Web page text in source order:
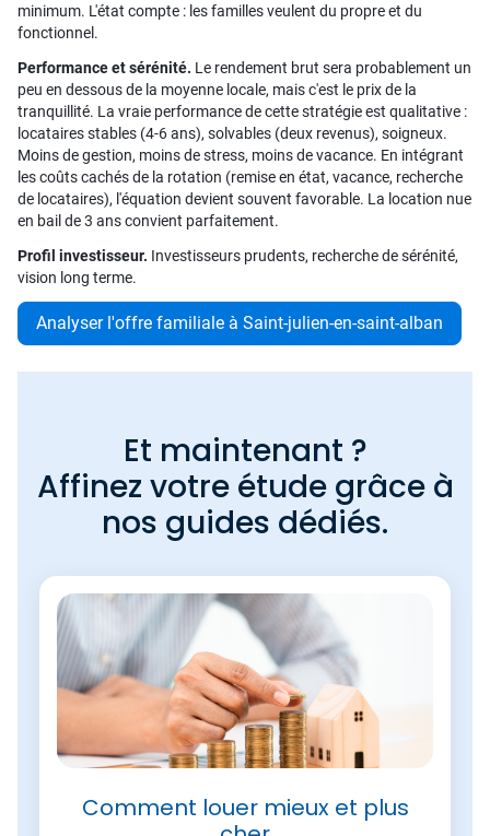
minimum. L'état compte : les familles veulent du propre et du
fonctionnel.
Performance et sérénité. Le rendement brut sera probablement un
peu en dessous de la moyenne locale, mais c'est le prix de la
tranquillité. La vraie performance de cette stratégie est qualitative :
locataires stables (4-6 ans), solvables (deux revenus), soigneux.
Moins de gestion, moins de stress, moins de vacance. En intégrant
les coûts cachés de la rotation (remise en état, vacance, recherche
de locataires), l'équation devient souvent favorable. La location nue
en bail de 3 ans convient parfaitement.
Profil investisseur. Investisseurs prudents, recherche de sérénité,
vision long terme.
Analyser l'offre familiale à Saint-julien-en-saint-alban
Et maintenant ?
Affinez votre étude grâce à
nos guides dédiés.
Comment louer mieux et plus